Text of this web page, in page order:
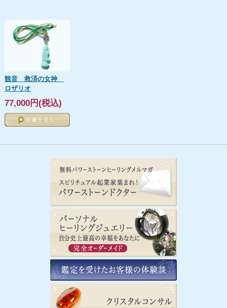
観音 救済の女神
ロザリオ
77,000円(税込)